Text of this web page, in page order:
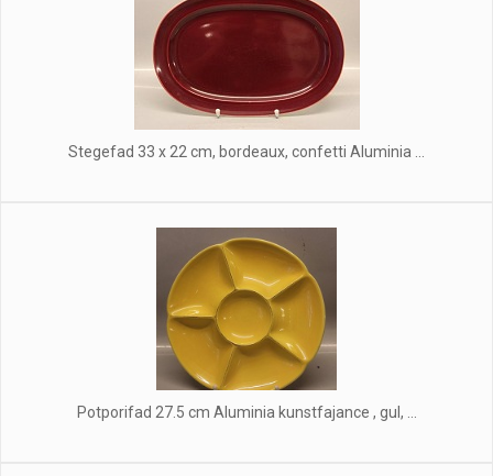
Stegefad 33 x 22 cm, bordeaux, confetti Aluminia ...
Potporifad 27.5 cm Aluminia kunstfajance , gul, ...